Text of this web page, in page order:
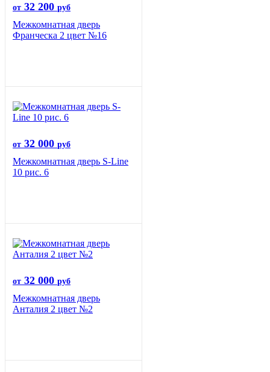
от 32 200 руб
Межкомнатная дверь
Франческа 2 цвет №16
от 32 000 руб
Межкомнатная дверь S-Line
10 рис. 6
от 32 000 руб
Межкомнатная дверь
Анталия 2 цвет №2